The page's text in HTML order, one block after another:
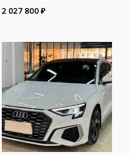
2 027 800₽